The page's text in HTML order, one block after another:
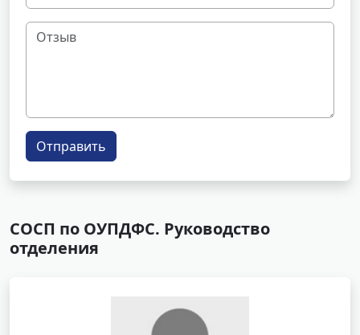
Отправить
СОСП по ОУПДФС. Руководство
отделения